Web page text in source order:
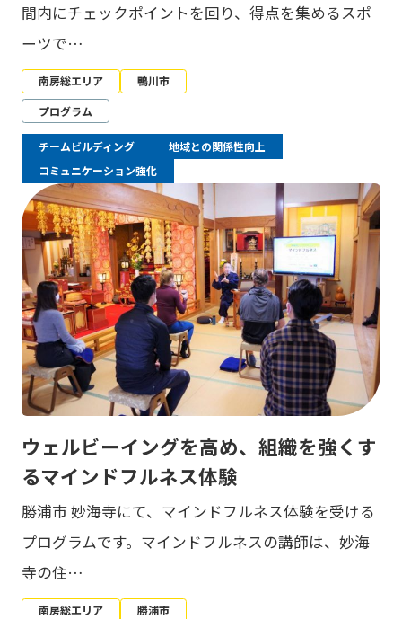
間内にチェックポイントを回り、得点を集めるスポ
ーツで…
南房総エリア
鴨川市
プログラム
チームビルディング
地域との関係性向上
コミュニケーション強化
ウェルビーイングを高め、組織を強くす
るマインドフルネス体験
勝浦市 妙海寺にて、マインドフルネス体験を受ける
プログラムです。マインドフルネスの講師は、妙海
寺の住…
南房総エリア
勝浦市